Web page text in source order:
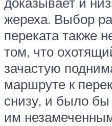
жереха. Выбор
переката также
том, что
зачастую
маршруте к
снизу, и было бы
им